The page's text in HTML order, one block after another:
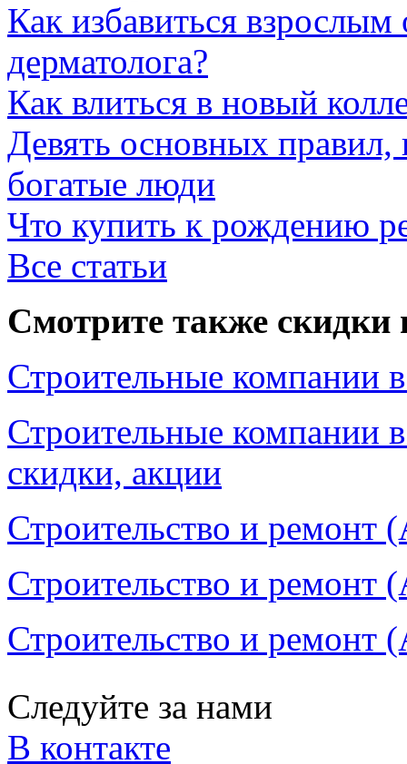
Как избавиться
дерматолога?
Как влиться в новый
Девять основных
богатые люди
Что купить к рождению
Все статьи
Смотрите также скидки
Строительные компании
Строительные компании
скидки, акции
Строительство и ремонт
Строительство и ремонт
Строительство и ремонт
Следуйте за нами
В контакте